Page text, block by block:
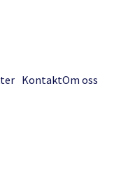
KontaktOm oss